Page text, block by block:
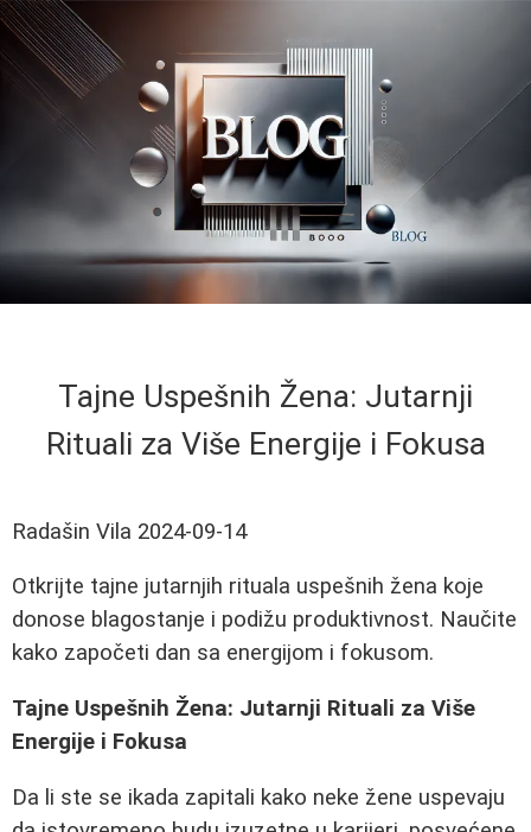
Tajne Uspešnih Žena: Jutarnji
Rituali za Više Energije i Fokusa
Radašin Vila 2024-09-14
Otkrijte tajne jutarnjih rituala uspešnih žena koje
donose blagostanje i podižu produktivnost. Naučite
kako započeti dan sa energijom i fokusom.
Tajne Uspešnih Žena: Jutarnji Rituali za Više
Energije i Fokusa
Da li ste se ikada zapitali kako neke žene uspevaju